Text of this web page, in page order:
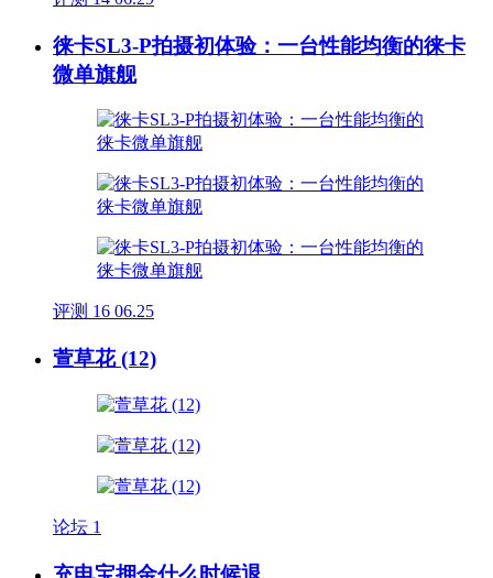
徕卡SL3-P拍摄初体验：一台性能均衡的徕卡
微单旗舰
评测 16 06.25
萱草花 (12)
论坛 1